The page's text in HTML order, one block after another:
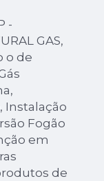
-
GAS,
o de
Instalação
Fogão
em
de